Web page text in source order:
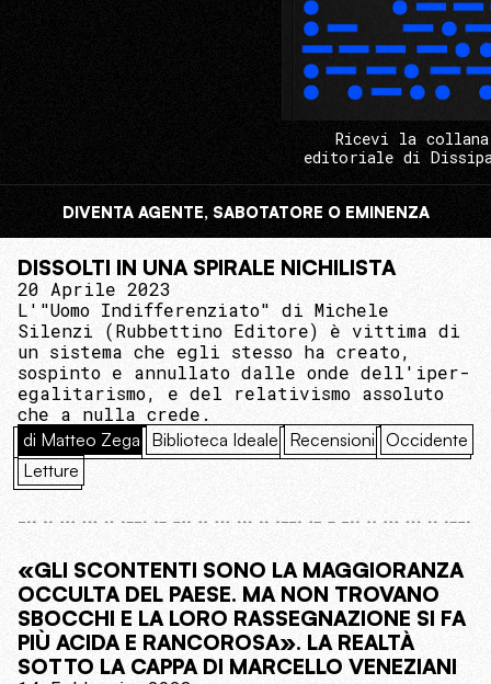
Ricevi la collana
editoriale di
DIVENTA AGENTE, SABOTATORE O EMINENZA
DISSOLTI IN UNA SPIRALE NICHILISTA
20 Aprile 2023
L'"Uomo Indifferenziato" di Michele
Silenzi (Rubbettino Editore) è vittima di
un sistema che egli stesso ha creato,
sospinto e annullato dalle onde dell'iper-
egalitarismo, e del relativismo assoluto
che a nulla crede.
di Matteo Zega Biblioteca Ideale Recensioni Occidente
Letture
«GLI SCONTENTI SONO LA MAGGIORANZA
OCCULTA DEL PAESE. MA NON TROVANO
SBOCCHI E LA LORO RASSEGNAZIONE SI FA
PIÙ ACIDA E RANCOROSA». LA REALTÀ
SOTTO LA CAPPA DI MARCELLO VENEZIANI